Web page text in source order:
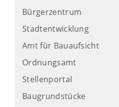
Bürgerzentrum
Stadtentwicklung
Amt für Bauaufsicht
Ordnungsamt
Stellenportal
Baugrundstücke